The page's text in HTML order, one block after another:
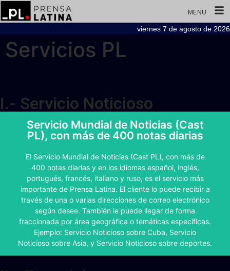
MENU
viernes 7 de agosto de 2026
Servicios PL
I.- Servicio Noticioso
Servicio Mundial de Noticias (Cast
PL), con más de 400 notas diarias
El Servicio Mundial de Noticias (Cast PL), con más de
400 notas diarias y en los idiomas español, inglés,
portugués, francés, italiano y ruso, es el servicio más
importante de Prensa Latina. El cliente lo puede recibir a
través de una o varias direcciones de correo electrónico
según desee. También le puede llegar de forma
fraccionada por área geográfica o temáticas específicas.
Ejemplo: Servicio Noticioso sobre Cuba, Servicio
Noticioso sobre Asia, y Servicio Noticioso sobre deportes.
Para la negociación y contratación
Para contactarnos escriba a plcomercial@cl.prensa-
latina.cu
Crear correo